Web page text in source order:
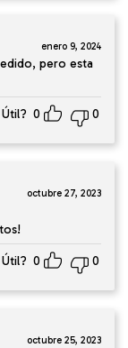
enero 9, 2024
pero esta
Útil? 0 0
octubre 27, 2023
Útil? 0 0
octubre 25, 2023